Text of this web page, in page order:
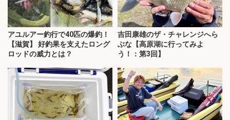
アユルアー釣行で40匹の爆釣！
【滋賀】 好釣果を支えたロング
ロッドの威力とは？
吉田康雄のザ・チャレンジへら
ぶな【高原湖に行ってみよ
う！：第3回】